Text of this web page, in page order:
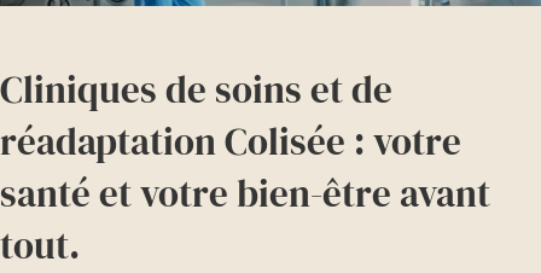
Cliniques de soins et de
réadaptation Colisée : votre
santé et votre bien-être avant
tout.